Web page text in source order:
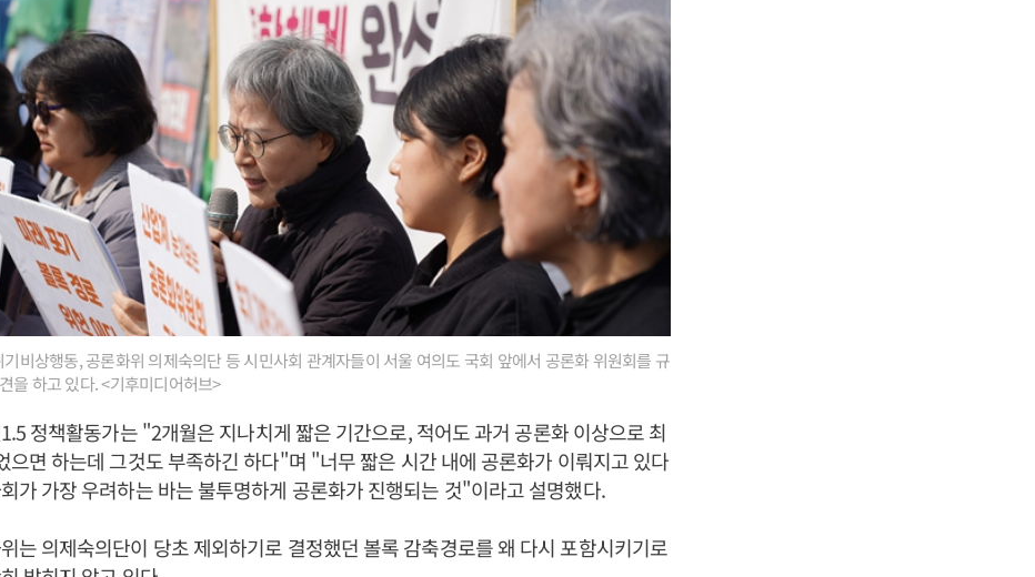
비상행동, 공론화위 의제숙의단 등 시민사회 관계자들이 서울 여의도 국회 앞에서 공론화 위원회를 규
을 하고 있다. <기후미디어허브>
정책활동가는 "2개월은 지나치게 짧은 기간으로, 적어도 과거 공론화 이상으로 최
으면 하는데 그것도 부족하긴 하다"며 "너무 짧은 시간 내에 공론화가 이뤄지고 있다
가 가장 우려하는 바는 불투명하게 공론화가 진행되는 것"이라고 설명했다.
는 의제숙의단이 당초 제외하기로 결정했던 볼록 감축경로를 왜 다시 포함시키기로